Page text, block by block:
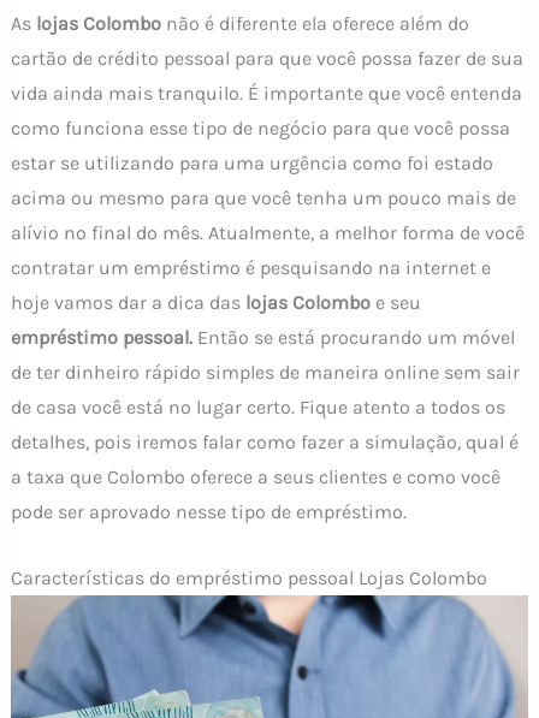
As lojas Colombonão é diferente ela oferece além do
cartão de crédito pessoal para que você possa fazer de sua
vida ainda mais tranquilo. É importante que você entenda
como funciona esse tipo de negócio para que você possa
estar se utilizando para uma urgência como foi estado
acima ou mesmo para que você tenha um pouco mais de
alívio no final do mês. Atualmente, a melhor forma de você
contratar um empréstimo é pesquisando na internet e
hoje vamos dar a dica das lojas Colomboe seu
empréstimo pessoal.Então se está procurando um móvel
de ter dinheiro rápido simples de maneira online sem sair
de casa você está no lugar certo. Fique atento a todos os
detalhes, pois iremos falar como fazer a simulação, qual é
a taxa que Colombo oferece a seus clientes e como você
pode ser aprovado nesse tipo de empréstimo.
Características do empréstimo pessoal Lojas Colombo